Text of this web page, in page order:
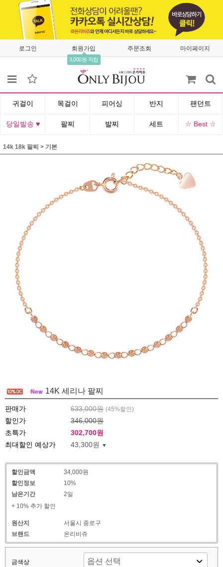
로그인 회원가입
3,000원 적립
주문조회 마이페이지
귀걸이 목걸이 피어싱 반지 팬던트
당일발송 ♥ 팔찌 발찌 세트 ☆ Best ☆
14k 18k 팔찌 > 기본
14K 세리나 팔찌
판매가 633,000원 (45%할인)
할인가
346,000원
초특가
302,700원
최대할인 예상가
43,300원
할인금액
34,000원
할인정보
10%
남은기간
2일
+ 10% 추가 할인
원산지
서울시 종로구
브랜드
온리비쥬
금색상